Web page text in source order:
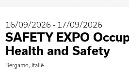
16/09/2026 - 17/09/2026
SAFETY EXPO
Health and Safety
Bergamo, Italië